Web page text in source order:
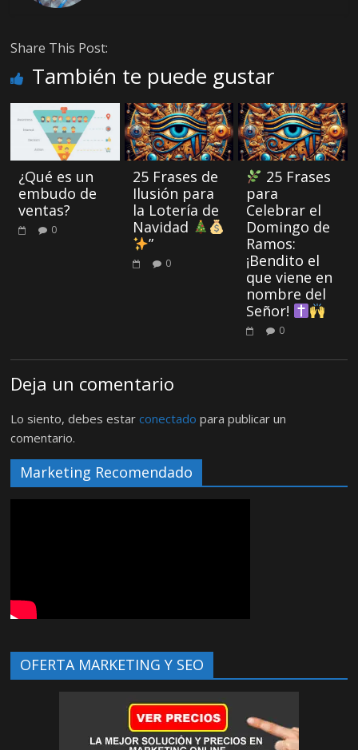
Share This Post:
También te puede gustar
¿Qué es un
embudo de
ventas?
0
25 Frases de
Ilusión para
la Lotería de
Navidad
”
0
25 Frases
para
Celebrar el
Domingo de
Ramos:
¡Bendito el
que viene en
nombre del
Señor!
0
Deja un comentario
Lo siento, debes estarconectado para publicar un
comentario.
Marketing Recomendado
OFERTA MARKETING Y SEO